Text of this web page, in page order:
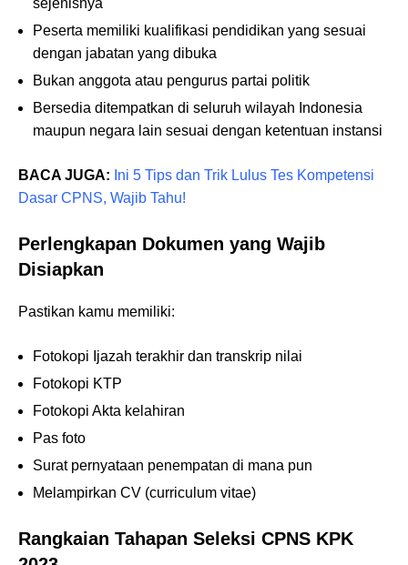
Peserta memiliki kualifikasi pendidikan yang sesuai
dengan jabatan yang dibuka
Bukan anggota atau pengurus partai politik
Bersedia ditempatkan di seluruh wilayah Indonesia
maupun negara lain sesuai dengan ketentuan instansi
BACA JUGA: Ini 5 Tips dan Trik Lulus Tes Kompetensi
Dasar CPNS, Wajib Tahu!
Perlengkapan Dokumen yang Wajib
Disiapkan
Pastikan kamu memiliki:
Fotokopi Ijazah terakhir dan transkrip nilai
Fotokopi KTP
Fotokopi Akta kelahiran
Pas foto
Surat pernyataan penempatan di mana pun
Melampirkan CV (curriculum vitae)
Rangkaian Tahapan Seleksi CPNS KPK